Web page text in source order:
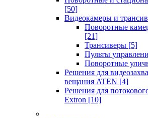
[50]
Видеокамеры и
Поворотные
[21]
Трансиверы [5]
Пульты
Поворотные
Решения для
вещания ATEN [4]
Решения для
Extron [10]